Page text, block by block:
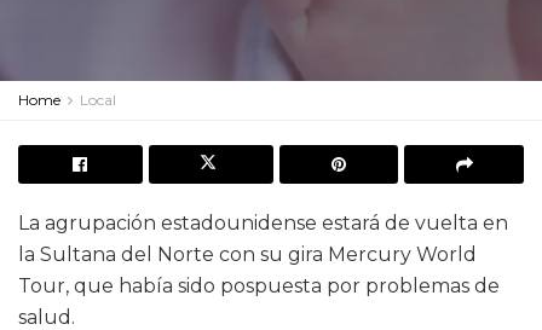
Home Local
La agrupación estadounidense estará de vuelta en
la Sultana del Norte con su gira Mercury World
Tour, que había sido pospuesta por problemas de
salud.